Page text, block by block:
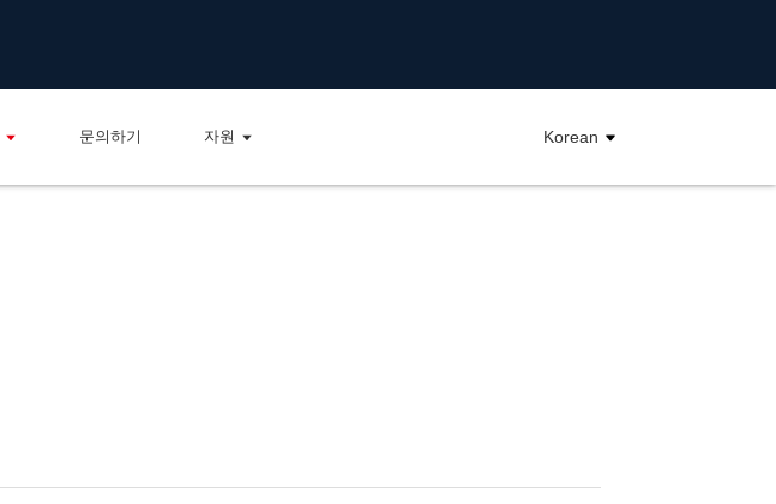
문의하기 자원 Korean